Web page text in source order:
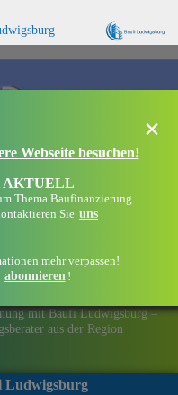
mit Baufi Ludwigsburg –
aus der Region
Ludwigsburg
×
Webseite besuchen!
AKTUELL
Thema Baufinanzierung
Sie uns
mehr verpassen!
abonnieren !